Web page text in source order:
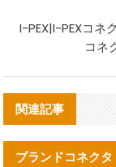
I-PEX|I-PEXコネ
コネ
関連記事
ブランドコネクタ